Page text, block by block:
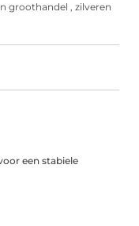
groothandel , zilveren
een stabiele